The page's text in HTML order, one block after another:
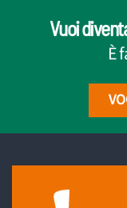
Vuoi
È